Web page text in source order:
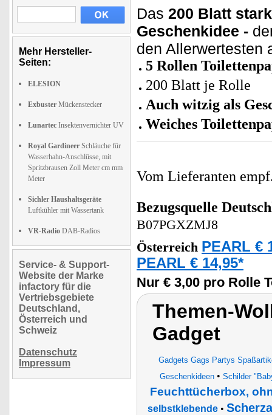
Mehr Hersteller-
Seiten:
ELESION
Exbuster Mückenstecker
Lunartec Insektenvernichter UV
Royal Gardineer Schläuche für
Wasserhahn-Anschlüsse, mit
Spritzbrausen Zoll Meter cm mm
Meter
Sichler Haushaltsgeräte
Luftkühler mit Wassertank
VR-Radio DAB-Radios
Service- & Support-
Website der Marke
infactory für die
Vertriebsgebiete
Deutschland,
Österreich und
Schweiz
Datenschutz
Impressum
Das 200 Blatt
Geschenkidee -
den Allerwertesten
5 Rollen
200 Blatt je Rolle
Auch witzig als
Weiches
Vom Lieferanten
Bezugsquelle
B07PGXZMJ8
Österreich PEARL €
PEARL € 14,95*
Nur € 3,00 pro Rolle
Themen-
Gadget
Gadgets Gags Partys
Geschenkideen• Schilder
Feuchttücherbox,
selbstklebende•